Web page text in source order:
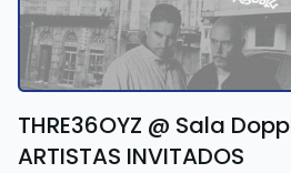
THRE36OYZ @ Sala
ARTISTAS INVITADOS